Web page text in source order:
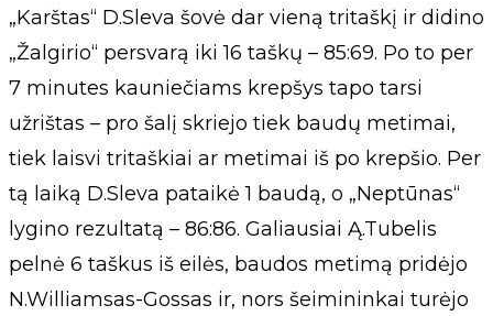
„Karštas“ D.Sleva šovė dar vieną tritaškį ir didino
„Žalgirio“ persvarą iki 16 taškų – 85:69. Po to per
7 minutes kauniečiams krepšys tapo tarsi
užrištas – pro šalį skriejo tiek baudų metimai,
tiek laisvi tritaškiai ar metimai iš po krepšio. Per
tą laiką D.Sleva pataikė 1 baudą, o „Neptūnas“
lygino rezultatą – 86:86. Galiausiai Ą.Tubelis
pelnė 6 taškus iš eilės, baudos metimą pridėjo
N.Williamsas-Gossas ir, nors šeimininkai turėjo